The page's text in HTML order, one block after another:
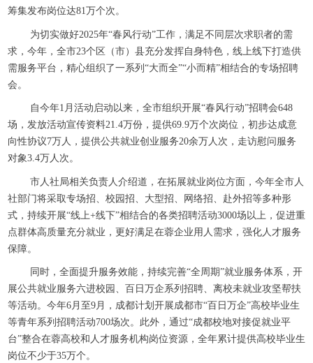
筹集发布岗位达81万个次。
为切实做好2025年“春风行动”工作，满足不同层次求职者的需
求，今年，全市23个区（市）县充分发挥自身特色，线上线下打造供
需服务平台，精心组织了一系列“大而全”“小而精”相结合的专场招聘
会。
自今年1月活动启动以来，全市组织开展“春风行动”招聘会648
场，发放活动宣传资料21.4万份，提供69.9万个次岗位，初步达成意
向性协议7万人，提供公共就业创业服务20余万人次，走访慰问服务
对象3.4万人次。
市人社局相关负责人介绍道，在拓展就业岗位方面，今年全市人
社部门将采取专场招、校园招、大型招、网络招、赴外招等多种形
式，持续开展“线上+线下”相结合的各类招聘活动3000场以上，促进重
点群体高质量充分就业，更好满足在蓉企业用人需求，强化人才服务
保障。
同时，全面提升服务效能，持续完善“全周期”就业服务体系，开
展公共就业服务六进校园、百日万企系列招聘、离校未就业攻坚帮扶
等活动。今年6月至9月，成都计划开展成都市“百日万企”高校毕业生
等青年系列招聘活动700场次。此外，通过“成都校地对接促就业平
台”整合在蓉高校和人才服务机构岗位资源，全年累计提供高校毕业生
岗位不少于35万个。